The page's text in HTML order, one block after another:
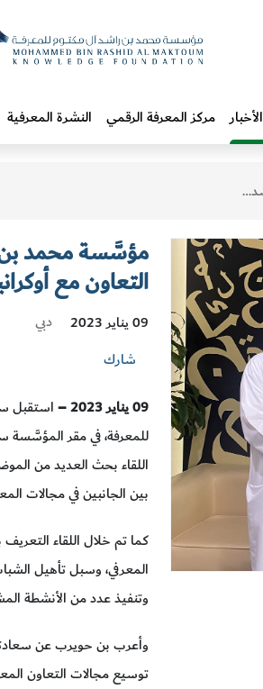
مركز المعرفة الرقمي النشرة المعرفية
مؤسَّسة محمد بن
التعاون مع
09 يناير 2023
دبي
شارك
09يناير 2023 –
استقبل
للمعرفة، في مقر المؤسَّسة
اللقاء بحث العديد من
بين الجانبين في مجالات
كما تم خلال اللقاء
المعرفي، وسبل تأهيل
وتنفيذ عدد من الأنشطة
وأعرب بن حويرب عن
توسيع مجالات التعاون